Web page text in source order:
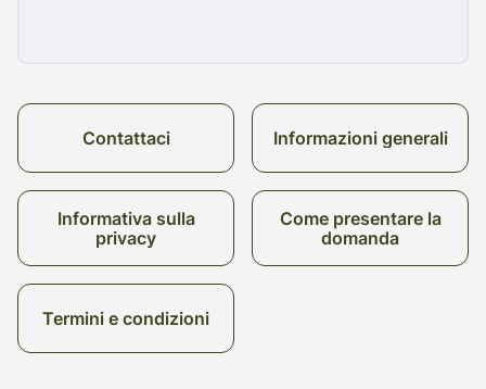
Contattaci Informazioni generali
Informativa sulla
privacy
Come presentare la
domanda
Termini e condizioni